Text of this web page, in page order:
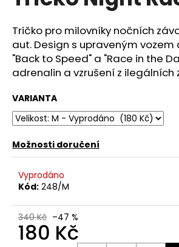
z
5
hvězdiček.
Tričko pro milovníky nočních
aut. Design s upraveným vozem
"Back to Speed" a "Race in the
adrenalin a vzrušení z ilegálních
VARIANTA
Možnosti doručení
Vyprodáno
Kód: 248/M
340 Kč –47 %
180 Kč
j
í
t
?
D
o
p